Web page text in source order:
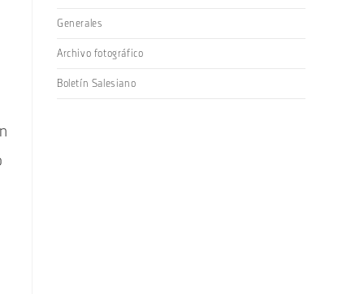
Generales
Archivo fotográfico
Boletín Salesiano